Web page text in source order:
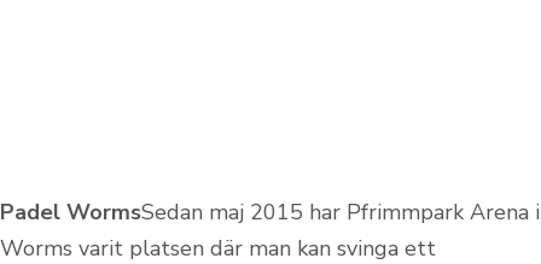
Padel WormsSedan maj 2015 har Pfrimmpark Arena i
Worms varit platsen där man kan svinga ett